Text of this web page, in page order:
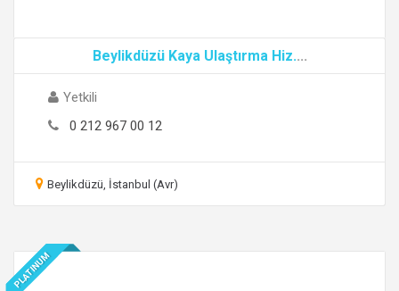
Beylikdüzü Kaya Ulaştırma Hiz....
Yetkili
0 212 967 00 12
Beylikdüzü, İstanbul (Avr)
PLATINUM